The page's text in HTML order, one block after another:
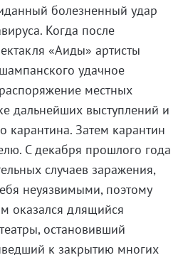
болезненный удар
Когда после
«Аиды» артисты
удачное
местных
дальнейших выступлений и
карантина. Затем карантин
С декабря прошлого года
случаев заражения,
неуязвимыми, поэтому
оказался длящийся
остановивший
к закрытию многих